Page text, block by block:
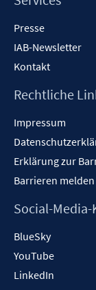
Presse
IAB-Newsletter
Kontakt
Rechtliche
Impressum
Erklärung zur
Barrieren melden
Social-Media-
BlueSky
YouTube
LinkedIn